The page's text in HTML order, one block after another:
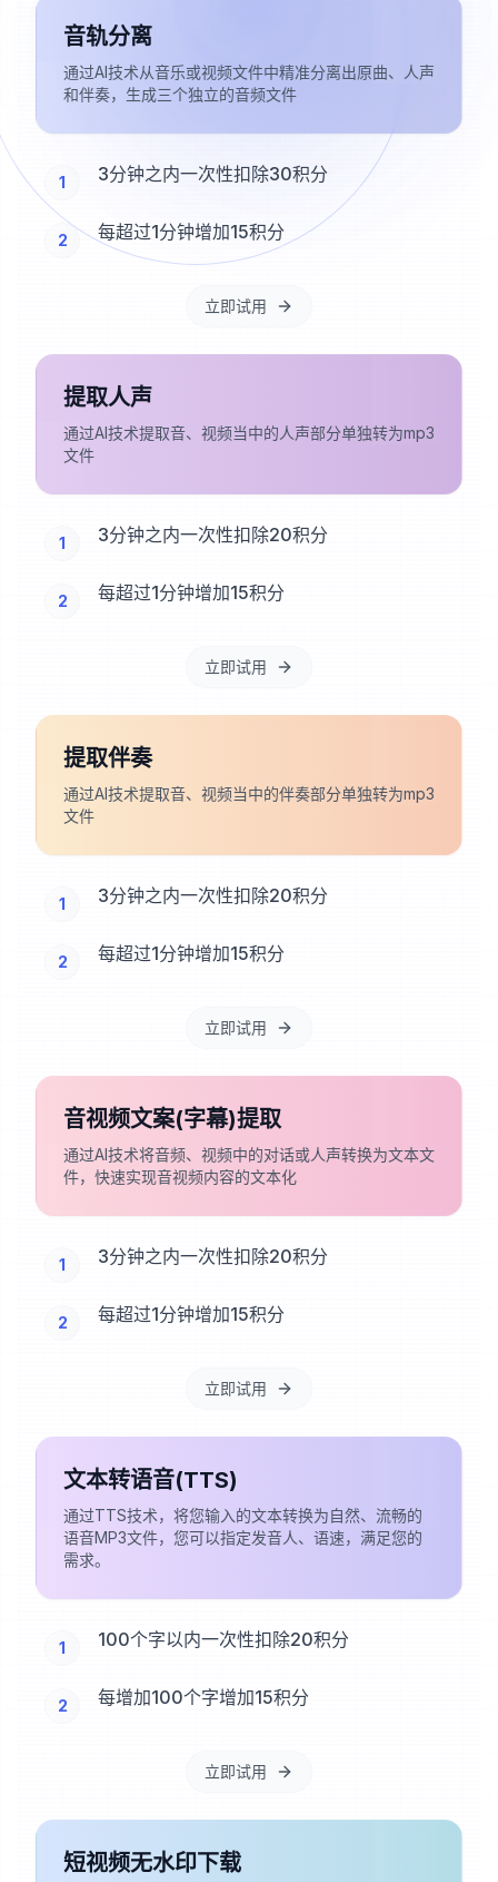
音轨分离
通过AI技术从音乐或视频文件中精准分离出原曲、人声
和伴奏，生成三个独立的音频文件
1 3分钟之内一次性扣除30积分
2 每超过1分钟增加15积分
立即试用
提取人声
通过AI技术提取音、视频当中的人声部分单独转为mp3
文件
1 3分钟之内一次性扣除20积分
2 每超过1分钟增加15积分
立即试用
提取伴奏
通过AI技术提取音、视频当中的伴奏部分单独转为mp3
文件
1 3分钟之内一次性扣除20积分
2 每超过1分钟增加15积分
立即试用
音视频文案(字幕)提取
通过AI技术将音频、视频中的对话或人声转换为文本文
件，快速实现音视频内容的文本化
1 3分钟之内一次性扣除20积分
2 每超过1分钟增加15积分
立即试用
文本转语音(TTS)
通过TTS技术，将您输入的文本转换为自然、流畅的
语音MP3文件，您可以指定发音人、语速，满足您的
需求。
1 100个字以内一次性扣除20积分
2 每增加100个字增加15积分
立即试用
短视频无水印下载